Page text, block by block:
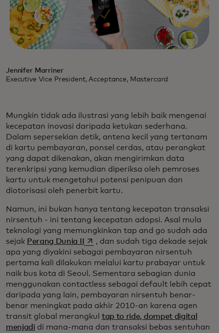
Jennifer Marriner
Executive Vice President, Acceptance, Mastercard
Mungkin tidak ada ilustrasi yang lebih baik mengenai
kecepatan inovasi daripada ketukan sederhana.
Dalam sepersekian detik, antena kecil yang tertanam
di kartu pembayaran, ponsel cerdas, atau perangkat
yang dapat dikenakan, akan mengirimkan data
terenkripsi yang kemudian diperiksa oleh pemroses
kartu untuk mengetahui potensi penipuan dan
diotorisasi oleh penerbit kartu.
Namun, ini bukan hanya tentang kecepatan transaksi
nirsentuh - ini tentang kecepatan adopsi. Asal mula
teknologi yang memungkinkan tap and go sudah ada
sejak Perang Dunia IIopens in a new tab
, dan sudah tiga dekade sejak
apa yang diyakini sebagai pembayaran nirsentuh
pertama kali dilakukan melalui kartu prabayar untuk
naik bus kota di Seoul. Sementara sebagian dunia
menggunakan contactless sebagai default lebih cepat
daripada yang lain, pembayaran nirsentuh benar-
benar meningkat pada akhir 2010-an karena agen
transit global merangkul tap to ride, dompet digital
menjadi di mana-mana dan transaksi bebas sentuhan